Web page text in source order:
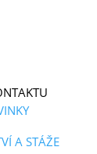
A STÁŽE